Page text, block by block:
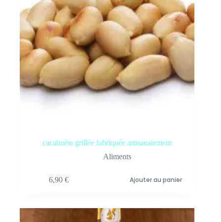
cacahuète grillée fabriquée artisanalement
Aliments
6,90 € Ajouter au panier